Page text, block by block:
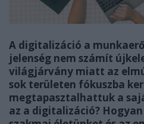
A digitalizáció a
jelenség nem számít
világjárvány miatt az
sok területen fókuszba
megtapasztalhattuk a
az a digitalizáció?